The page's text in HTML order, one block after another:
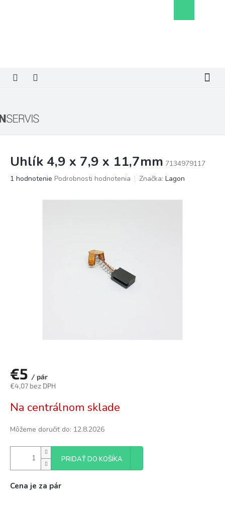
košík
Uhlík 4,9 x 7,9 x 11,7mm 7134979117
Priemerné
1 hodnotenie Podrobnosti hodnotenia Značka: Lagon
€5 / pár
€4,07 bez DPH
cena:
Na centrálnom sklade
Môžeme doručiť do: 12.8.2026
PRIDAŤ DO KOŠÍKA
Cena je za pár